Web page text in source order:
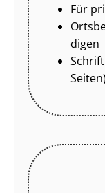
Für
di­gen
Seiten)